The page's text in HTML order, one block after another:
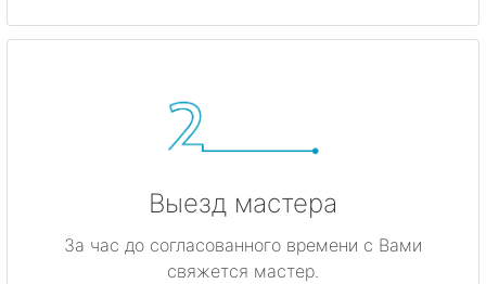
Выезд мастера
За час до согласованного времени с Вами
свяжется мастер.